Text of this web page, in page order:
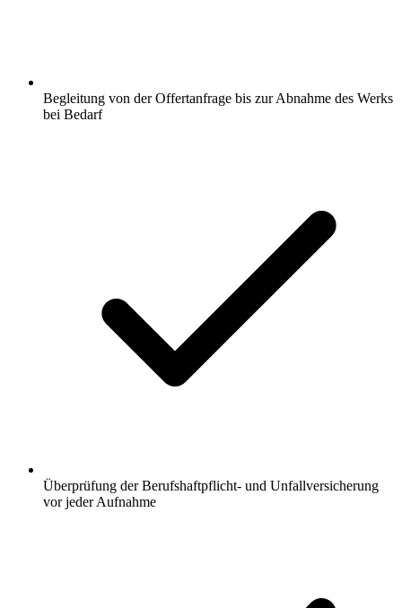
Begleitung von der Offertanfrage bis zur Abnahme des Werks
bei Bedarf
Überprüfung der Berufshaftpflicht- und Unfallversicherung
vor jeder Aufnahme